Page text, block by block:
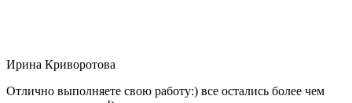
Ирина Криворотова
Отлично выполняете свою работу:) все остались более чем